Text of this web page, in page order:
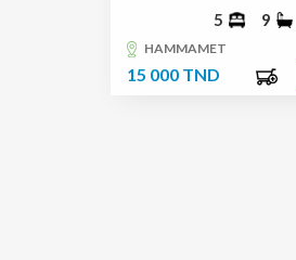
5 9
HAMMAMET
15 000 TND